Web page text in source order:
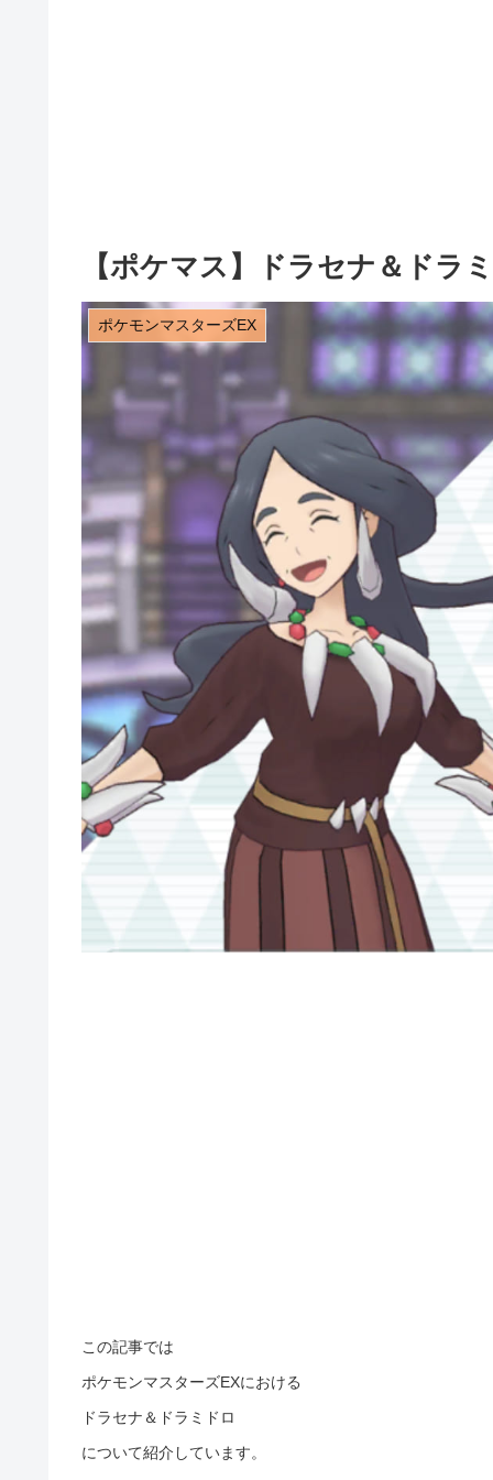
【ポケマス】ドラセナ＆ド
ポケモンマスターズEX
この記事では
ポケモンマスターズEXにおける
ドラセナ＆ドラミドロ
について紹介しています。